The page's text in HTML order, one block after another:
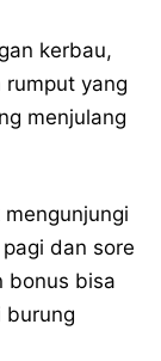
kerbau,
rumput yang
menjulang
dan sore
bonus bisa
burung